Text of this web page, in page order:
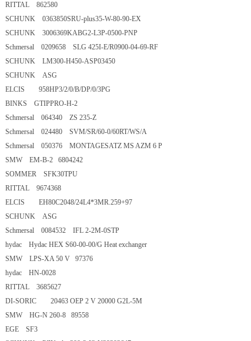
RITTAL 862580
SCHUNK 0363850SRU-plus35-W-80-90-EX
SCHUNK 3006369KABG2-L3P-0500-PNP
Schmersal 0209658 SLG 425I-E/R0900-04-69-RF
SCHUNK LM300-H450-ASP03450
SCHUNK ASG
ELCIS 958HP3/2/0/B/DP/0/3PG
BINKS GTIPPRO-H-2
Schmersal 064340 ZS 235-Z
Schmersal 024480 SVM/SR/60-0/60RT/WS/A
Schmersal 050376 MONTAGESATZ MS AZM 6 P
SMW EM-B-2 6804242
SOMMER SFK30TPU
RITTAL 9674368
ELCIS EH80C2048/24L4*3MR.259+97
SCHUNK ASG
Schmersal 0084532 IFL 2-2M-0STP
hydac Hydac HEX S60-00-00/G Heat exchanger
SMW LPS-XA 50 V 97376
hydac HN-0028
RITTAL 3685627
DI-SORIC 20463 OEP 2 V 20000 G2L-5M
SMW HG-N 260-8 89558
EGE SF3